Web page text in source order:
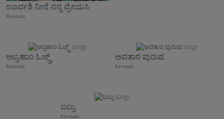
ಊರ್ವಶಿ ನೀನೆ ನನ್ನ ಪ್ರೇಯಸಿ
Kannada
ಅಬ್ರಹಾಂ ಓಜ್ಲ್ರ್
Kannada
ಅವತಾರ ಪುರುಷ
Kannada
ಬಬ್ರು
Kannada